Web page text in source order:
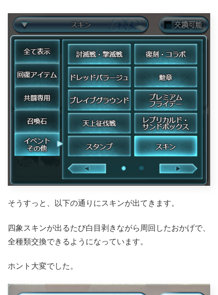
そうすっと、以下の通りにスキンが出てきます。
四象スキンが出るたび白目剥きながら周回したおかげで、
全種類交換できるようになっています。
ホント大変でした。